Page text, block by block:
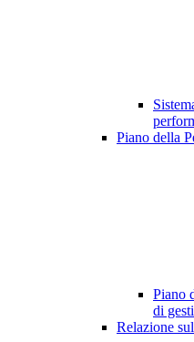
Piano della
Piano
di
Relazione